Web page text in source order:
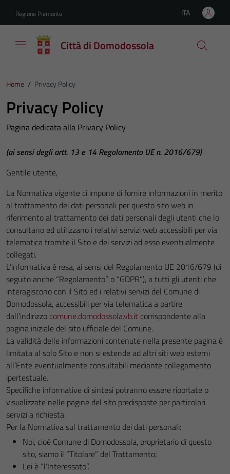
Regione Piemonte Lingua attiva:
ITA
Città di Domodossola
Home / Privacy Policy
Privacy Policy
Pagina dedicata alla Privacy Policy
(ai sensi degli artt. 13 e 14 Regolamento UE n. 2016/679)
Gentile utente,
La Normativa vigente ci impone di fornire informazioni in merito
al trattamento dei dati personali per questo sito web in
riferimento al trattamento dei dati personali degli utenti che lo
consultano ed utilizzano i relativi servizi web accessibili per via
telematica tramite il Sito e dei servizi ad esso eventualmente
collegati.
L’informativa è resa, ai sensi del Regolamento UE 2016/679 (di
seguito anche “Regolamento” o “GDPR”), a tutti gli utenti che
interagiscono con il Sito ed i relativi servizi del Comune di
Domodossola, accessibili per via telematica a partire
dall’indirizzo comune.domodossola.vb.it corrispondente alla
pagina iniziale del sito ufficiale del Comune.
La validità delle informazioni contenute nella presente pagina è
limitata al solo Sito e non si estende ad altri siti web esterni
all’Ente eventualmente consultabili mediante collegamento
ipertestuale.
Specifiche informative di sintesi potranno essere riportate o
visualizzate nelle pagine del sito predisposte per particolari
servizi a richiesta.
Per la Normativa sul trattamento dei dati personali:
Noi, cioè Comune di Domodossola, proprietario di questo
sito, siamo il “Titolare” del Trattamento;
Lei è “l’Interessato”.